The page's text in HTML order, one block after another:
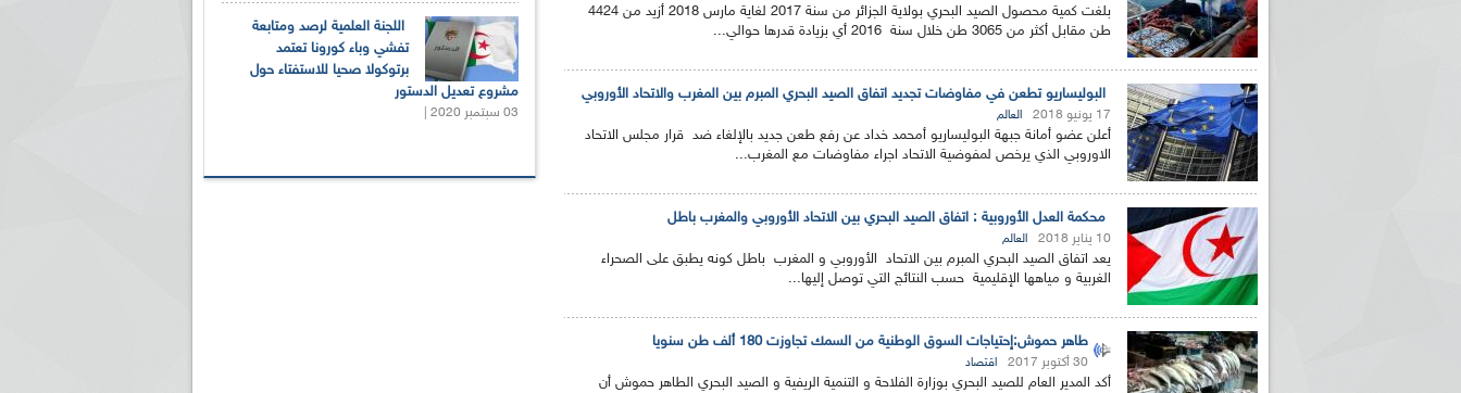
بلغت كمية محصول الصيد البحري بولاية الجزائر من سنة 2017 لغاية مارس 2018 أزيد من 4424
طن مقابل أكثر من 3065 طن خلال سنة 2016 أي بزيادة قدرها حوالي...
البوليساريو تطعن في مفاوضات تجديد اتفاق الصيد البحري المبرم بين المغرب والاتحاد الأوروبي
17 يونيو 2018 العالم
أعلن عضو أمانة جبهة البوليساريو أمحمد خداد عن رفع طعن جديد بالإلغاء ضد قرار مجلس الاتحاد
الاوروبي الذي يرخص لمفوضية الاتحاد اجراء مفاوضات مع المغرب...
محكمة العدل الأوروبية : اتفاق الصيد البحري بين الاتحاد الأوروبي والمغرب باطل
10 يناير 2018 العالم
يعد اتفاق الصيد البحري المبرم بين الاتحاد الأوروبي و المغرب باطل كونه يطبق على الصحراء
الغربية و مياهها الإقليمية حسب النتائج التي توصل إليها...
طاهر حموش:إحتياجات السوق الوطنية من السمك تجاوزت 180 ألف طن سنويا
30 أكتوبر 2017 اقتصاد
أكد المدير العام للصيد البحري بوزارة الفلاحة و التنمية الريفية و الصيد البحري الطاهر حموش أن
اللجنة العلمية لرصد ومتابعة
تفشي وباء كورونا تعتمد
برتوكولا صحيا للاستفتاء حول
مشروع تعديل الدستور
03 سبتمبر 2020 |